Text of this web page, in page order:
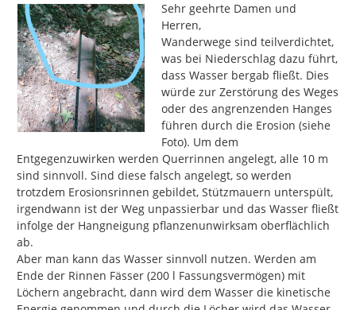
Sehr geehrte Damen und
Herren,
Wanderwege sind teilverdichtet,
was bei Niederschlag dazu führt,
dass Wasser bergab fließt. Dies
würde zur Zerstörung des Weges
oder des angrenzenden Hanges
führen durch die Erosion (siehe
Foto). Um dem
Entgegenzuwirken werden Querrinnen angelegt, alle 10 m
sind sinnvoll. Sind diese falsch angelegt, so werden
trotzdem Erosionsrinnen gebildet, Stützmauern unterspült,
irgendwann ist der Weg unpassierbar und das Wasser fließt
infolge der Hangneigung pflanzenunwirksam oberflächlich
ab.
Aber man kann das Wasser sinnvoll nutzen. Werden am
Ende der Rinnen Fässer (200 l Fassungsvermögen) mit
Löchern angebracht, dann wird dem Wasser die kinetische